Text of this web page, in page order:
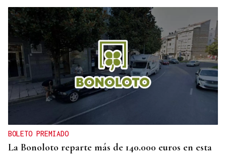
BOLETO PREMIADO
La Bonoloto reparte más de 140.000 euros en esta